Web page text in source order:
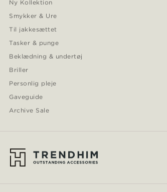
Ny Kollektion
Smykker & Ure
Til jakkesættet
Tasker & punge
Beklædning & undertøj
Briller
Personlig pleje
Gaveguide
Archive Sale